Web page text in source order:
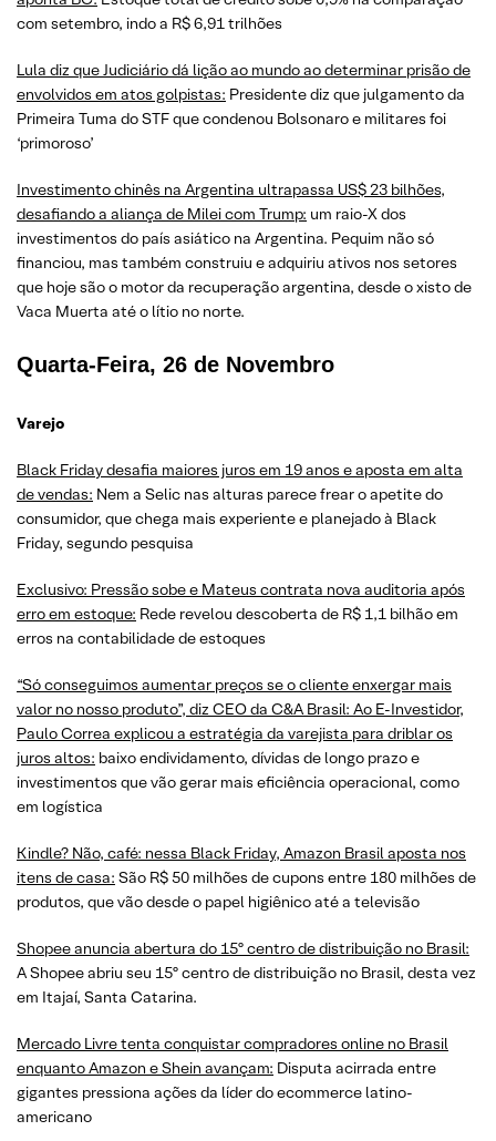
com setembro, indo a R$ 6,91 trilhões
Lula diz que Judiciário dá lição ao mundo ao determinar prisão de
envolvidos em atos golpistas: Presidente diz que julgamento da
Primeira Tuma do STF que condenou Bolsonaro e militares foi
‘primoroso’
Investimento chinês na Argentina ultrapassa US$ 23 bilhões,
desafiando a aliança de Milei com Trump: um raio-X dos
investimentos do país asiático na Argentina. Pequim não só
financiou, mas também construiu e adquiriu ativos nos setores
que hoje são o motor da recuperação argentina, desde o xisto de
Vaca Muerta até o lítio no norte.
Quarta-Feira, 26 de Novembro
Varejo
Black Friday desafia maiores juros em 19 anos e aposta em alta
de vendas: Nem a Selic nas alturas parece frear o apetite do
consumidor, que chega mais experiente e planejado à Black
Friday, segundo pesquisa
Exclusivo: Pressão sobe e Mateus contrata nova auditoria após
erro em estoque: Rede revelou descoberta de R$ 1,1 bilhão em
erros na contabilidade de estoques
“Só conseguimos aumentar preços se o cliente enxergar mais
valor no nosso produto”, diz CEO da C&A Brasil: Ao E-Investidor,
Paulo Correa explicou a estratégia da varejista para driblar os
juros altos: baixo endividamento, dívidas de longo prazo e
investimentos que vão gerar mais eficiência operacional, como
em logística
Kindle? Não, café: nessa Black Friday, Amazon Brasil aposta nos
itens de casa: São R$ 50 milhões de cupons entre 180 milhões de
produtos, que vão desde o papel higiênico até a televisão
Shopee anuncia abertura do 15º centro de distribuição no Brasil:
AShopee abriu seu 15º centro de distribuição no Brasil, desta vez
em Itajaí, Santa Catarina.
Mercado Livre tenta conquistar compradores online no Brasil
enquanto Amazon e Shein avançam: Disputa acirrada entre
gigantes pressiona ações da líder do ecommerce latino-
americano